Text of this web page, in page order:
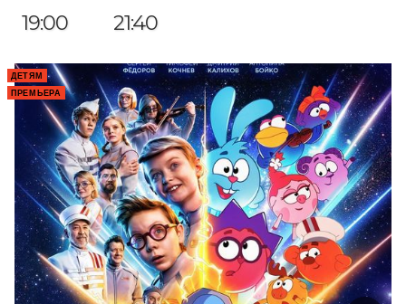
19:00 21:40
ДЕТЯМ
ПРЕМЬЕРА